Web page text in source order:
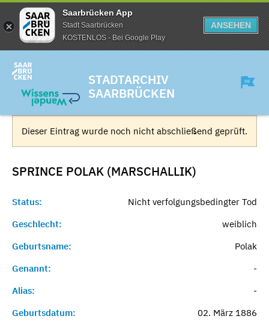
Saarbrücken App
Stadt Saarbrücken
KOSTENLOS - Bei Google Play
ANSEHEN
STADTARCHIV
SAARBRÜCKEN
Dieser Eintrag wurde noch nicht abschließend geprüft.
SPRINCE POLAK (MARSCHALLIK)
Status:
Nicht verfolgungsbedingter Tod
Geschlecht:
weiblich
Geburtsname:
Polak
Genannt:
-
Alias:
-
Geburtsdatum:
02. März 1886